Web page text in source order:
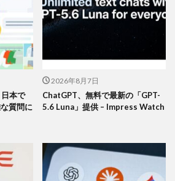
本で
質問に
2026年8月7日
ChatGPT、無料で最新の「GPT-
5.6 Luna」提供 – Impress Watch